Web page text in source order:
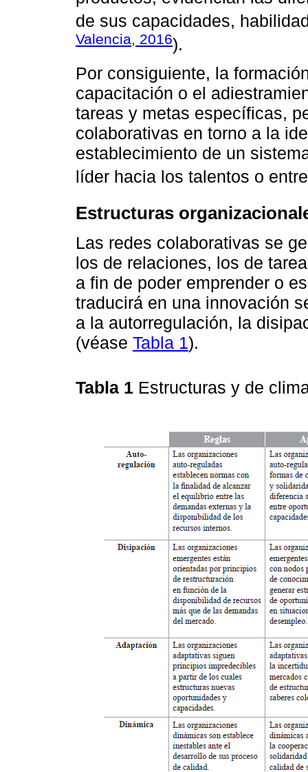
de sus capacidades,
Valencia, 2016).
Por consiguiente, la
capacitación o el
tareas y metas específicas,
colaborativas en torno a la
establecimiento de un
líder hacia los talentos o
Estructuras
Las redes colaborativas se
los de relaciones, los de
a fin de poder emprender o
traducirá en una innovación
a la autorregulación, la
(véase Tabla 1).
Tabla 1 Estructuras y de